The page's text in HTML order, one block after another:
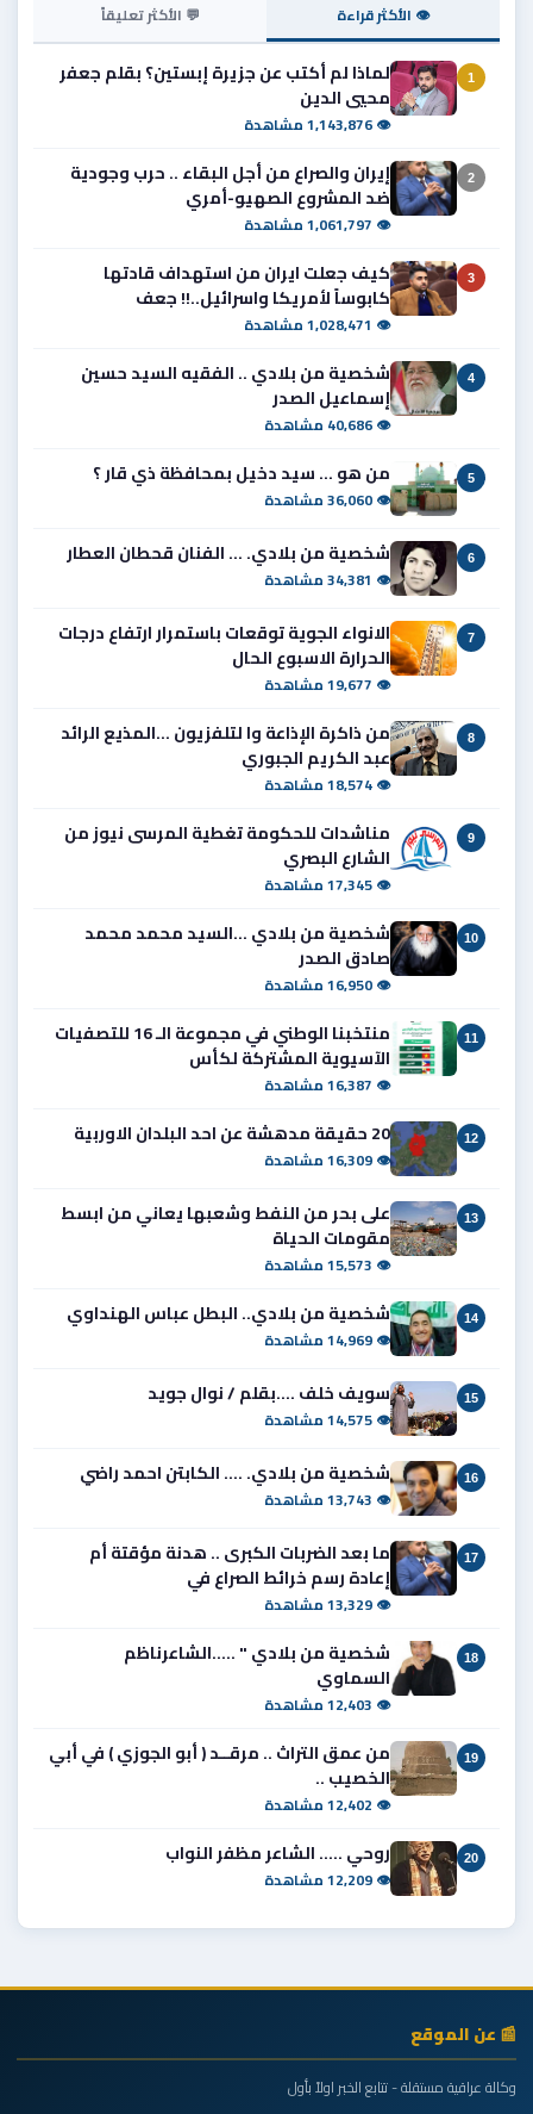
👁 الأكثر قراءة 💬 الأكثر تعليقاً
1
لماذا لم أكتب عن جزيرة إبستين؟ بقلم جعفر
محيي الدين
👁 1,143,876 مشاهدة
2
إيران والصراع من أجل البقاء .. حرب وجودية
ضد المشروع الصهيو-أمري
👁 1,061,797 مشاهدة
3
كيف جعلت ايران من استهداف قادتها
كابوساً لأمريكا واسرائيل..!! جعف
👁 1,028,471 مشاهدة
4
شخصية من بلادي .. الفقيه السيد حسين
إسماعيل الصدر
👁 40,686 مشاهدة
5 من هو ... سيد دخيل بمحافظة ذي قار ؟
👁 36,060 مشاهدة
6 شخصية من بلادي. ... الفنان قحطان العطار
👁 34,381 مشاهدة
7
الانواء الجوية توقعات باستمرار ارتفاع درجات
الحرارة الاسبوع الحال
👁 19,677 مشاهدة
8
من ذاكرة الإذاعة وا لتلفزيون ...المذيع الرائد
عبد الكريم الجبوري
👁 18,574 مشاهدة
9
مناشدات للحكومة تغطية المرسى نيوز من
الشارع البصري
👁 17,345 مشاهدة
10
شخصية من بلادي ...السيد محمد محمد
صادق الصدر
👁 16,950 مشاهدة
11
منتخبنا الوطني في مجموعة الـ 16 للتصفيات
الآسيوية المشتركة لكأس
👁 16,387 مشاهدة
12 20 حقيقة مدهشة عن احد البلدان الاوربية
👁 16,309 مشاهدة
13
على بحر من النفط وشعبها يعاني من ابسط
مقومات الحياة
👁 15,573 مشاهدة
14 شخصية من بلادي.. البطل عباس الهنداوي
👁 14,969 مشاهدة
15 سويف خلف ....بقلم / نوال جويد
👁 14,575 مشاهدة
16 شخصية من بلادي. .... الكابتن احمد راضي
👁 13,743 مشاهدة
17
ما بعد الضربات الكبرى .. هدنة مؤقتة أم
إعادة رسم خرائط الصراع في
👁 13,329 مشاهدة
18
شخصية من بلادي " .....الشاعرناظم
السماوي
👁 12,403 مشاهدة
19
من عمق التراث .. مرقــد ( أبو الجوزي ) في أبي
الخصيب ..
👁 12,402 مشاهدة
20 روحي ..... الشاعر مظفر النواب
👁 12,209 مشاهدة
📰 عن الموقع
وكالة عراقية مستقلة - تتابع الخبر اولاً بأول